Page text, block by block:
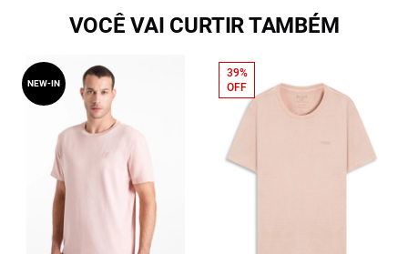
VOCÊ VAI CURTIR TAMBÉM
NEW-IN
39%
OFF